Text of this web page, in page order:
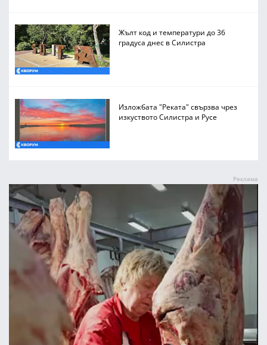
Жълт код и температури до 36
градуса днес в Силистра
Изложбата "Реката" свързва чрез
изкуството Силистра и Русе